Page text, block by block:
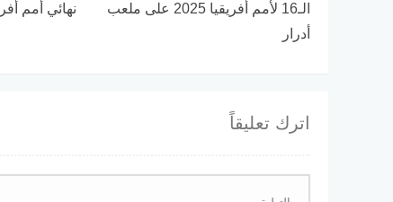
الـ16 لأمم أفريقيا 2025 على ملعب
أدرار
نهائي أمم
اترك تعليقاً